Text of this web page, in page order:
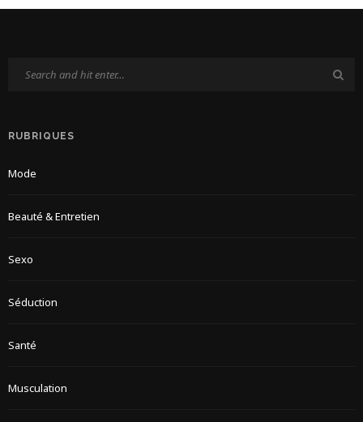
RUBRIQUES
Mode
Beauté & Entretien
Sexo
Séduction
Santé
Musculation